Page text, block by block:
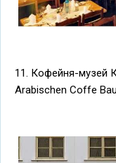
11. Кофейня-музей
Arabischen Coffe